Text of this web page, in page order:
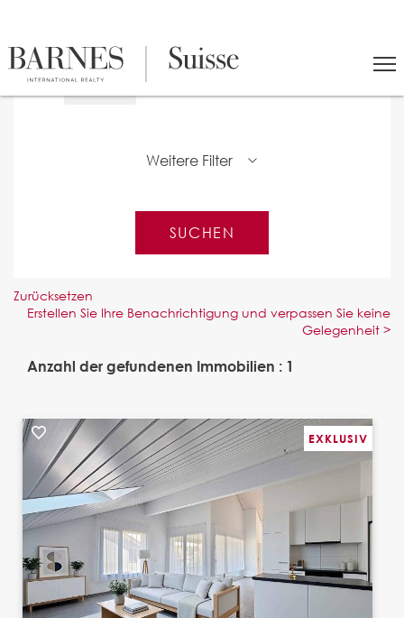
Weitere Filter
Zurücksetzen
Erstellen Sie Ihre Benachrichtigung und verpassen Sie keine
Gelegenheit >
Anzahl der gefundenen Immobilien : 1
EXKLUSIV